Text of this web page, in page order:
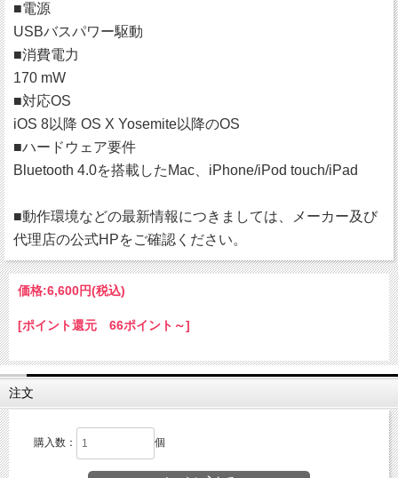
■電源
USBバスパワー駆動
■消費電力
170 mW
■対応OS
iOS 8以降 OS X Yosemite以降のOS
■ハードウェア要件
Bluetooth 4.0を搭載したMac、iPhone/iPod touch/iPad
■動作環境などの最新情報につきましては、メーカー及び
代理店の公式HPをご確認ください。
価格:6,600円(税込)
[ポイント還元 66ポイント～]
注文
購入数： 個